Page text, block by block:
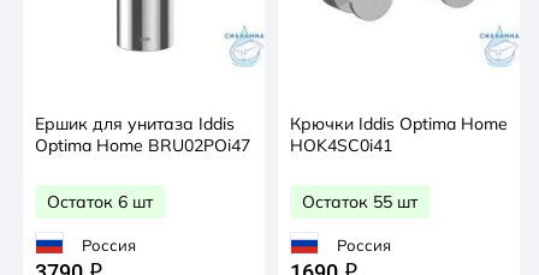
Ершик для унитаза Iddis
Optima Home BRU02POi47
Остаток 6 шт
Россия
q
Крючки Iddis Optima Home
HOK4SC0i41
Остаток 55 шт
Россия
q